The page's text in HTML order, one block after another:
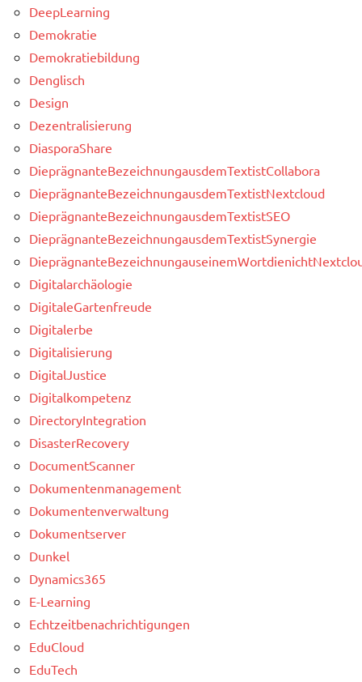
DeepLearning
Demokratie
Demokratiebildung
Denglisch
Design
Dezentralisierung
DiasporaShare
DieprägnanteBezeichnungausdemTextistCollabora
DieprägnanteBezeichnungausdemTextistNextcloud
DieprägnanteBezeichnungausdemTextistSEO
DieprägnanteBezeichnungausdemTextistSynergie
Digitalarchäologie
DigitaleGartenfreude
Digitalerbe
Digitalisierung
DigitalJustice
Digitalkompetenz
DirectoryIntegration
DisasterRecovery
DocumentScanner
Dokumentenmanagement
Dokumentenverwaltung
Dokumentserver
Dunkel
Dynamics365
E-Learning
Echtzeitbenachrichtigungen
EduCloud
EduTech